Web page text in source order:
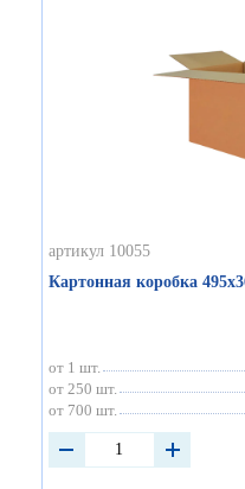
артикул 10055
Картонная коробка
от 1 шт.
от 250 шт.
от 700 шт.